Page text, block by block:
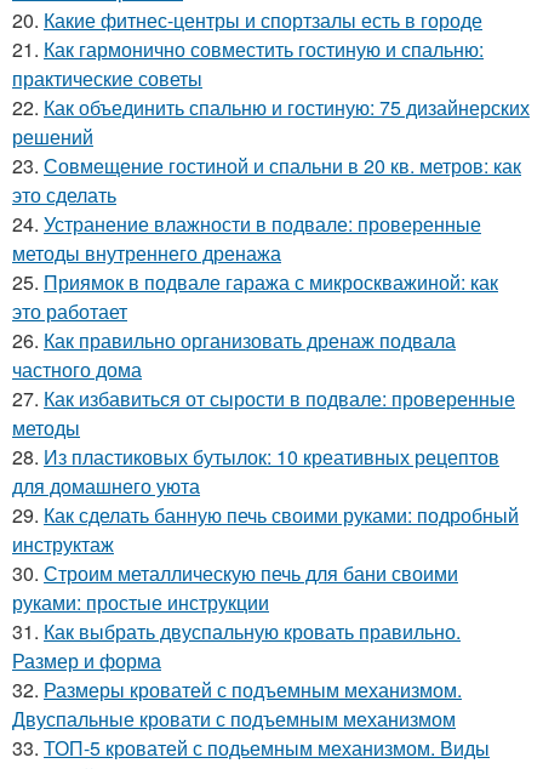
20. Какие фитнес-центры и спортзалы есть в городе
21. Как гармонично совместить гостиную и спальню:
практические советы
22. Как объединить спальню и гостиную: 75 дизайнерских
решений
23. Совмещение гостиной и спальни в 20 кв. метров: как
это сделать
24. Устранение влажности в подвале: проверенные
методы внутреннего дренажа
25. Приямок в подвале гаража с микроскважиной: как
это работает
26. Как правильно организовать дренаж подвала
частного дома
27. Как избавиться от сырости в подвале: проверенные
методы
28. Из пластиковых бутылок: 10 креативных рецептов
для домашнего уюта
29. Как сделать банную печь своими руками: подробный
инструктаж
30. Строим металлическую печь для бани своими
руками: простые инструкции
31. Как выбрать двуспальную кровать правильно.
Размер и форма
32. Размеры кроватей с подъемным механизмом.
Двуспальные кровати с подъемным механизмом
33. ТОП-5 кроватей с подьемным механизмом. Виды